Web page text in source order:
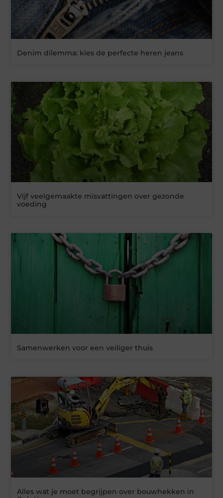
Denim dilemma: kies de perfecte heren jeans
Vijf veelgemaakte misvattingen over gezonde
voeding
Samenwerken voor een veiliger thuis
Alles wat je moet begrijpen over bouwhekken in